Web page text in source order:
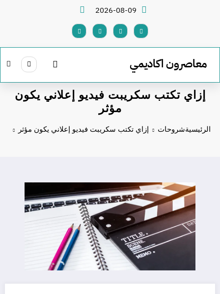
2026-08-09
معاصرون اكاديمي
إزاي تكتب سكريبت فيديو إعلاني يكون
مؤثر
الرئيسيةشروحات إزاي تكتب سكريبت فيديو إعلاني يكون مؤثر